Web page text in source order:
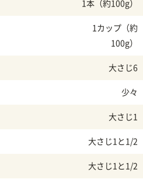
1本（約100g）
1カップ（約
100g）
大さじ6
少々
大さじ1
大さじ1と1/2
大さじ1と1/2